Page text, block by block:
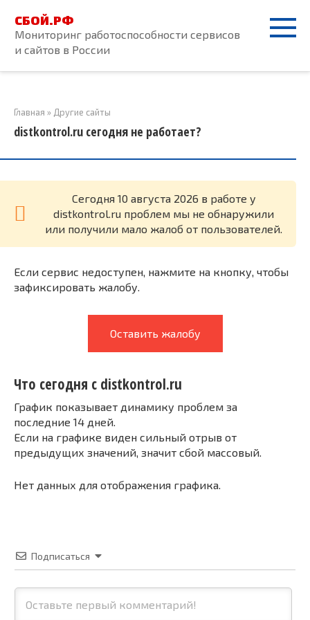
контенту
СБОЙ.РФ
Мониторинг работоспособности сервисов
и сайтов в России
Главная » Другие сайты
distkontrol.ru сегодня не работает?
Cегодня 10 августа 2026 в работе у
distkontrol.ru проблем мы не обнаружили
или получили мало жалоб от пользователей.
Если сервис недоступен, нажмите на кнопку, чтобы
зафиксировать жалобу.
Оставить жалобу
Что сегодня с distkontrol.ru
График показывает динамику проблем за
последние 14 дней.
Если на графике виден сильный отрыв от
предыдущих значений, значит сбой массовый.
Нет данных для отображения графика.
Подписаться